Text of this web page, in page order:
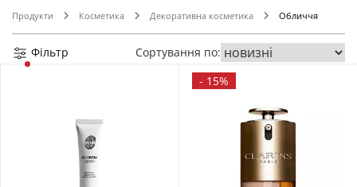
Продукти Косметика Декоративна косметика Обличчя
Фільтр Сортування по:
- 15%